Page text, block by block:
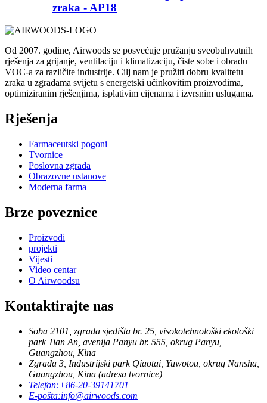
zraka - AP18
Od 2007. godine, Airwoods se posvećuje pružanju sveobuhvatnih
rješenja za grijanje, ventilaciju i klimatizaciju, čiste sobe i obradu
VOC-a za različite industrije. Cilj nam je pružiti dobru kvalitetu
zraka u zgradama svijetu s energetski učinkovitim proizvodima,
optimiziranim rješenjima, isplativim cijenama i izvrsnim uslugama.
Rješenja
Farmaceutski pogoni
Tvornice
Poslovna zgrada
Obrazovne ustanove
Moderna farma
Brze poveznice
Proizvodi
projekti
Vijesti
Video centar
O Airwoodsu
Kontaktirajte nas
Soba 2101, zgrada sjedišta br. 25, visokotehnološki ekološki
park Tian An, avenija Panyu br. 555, okrug Panyu,
Guangzhou, Kina
Zgrada 3, Industrijski park Qiaotai, Yuwotou, okrug Nansha,
Guangzhou, Kina (adresa tvornice)
Telefon:+86-20-39141701
E-pošta:info@airwoods.com